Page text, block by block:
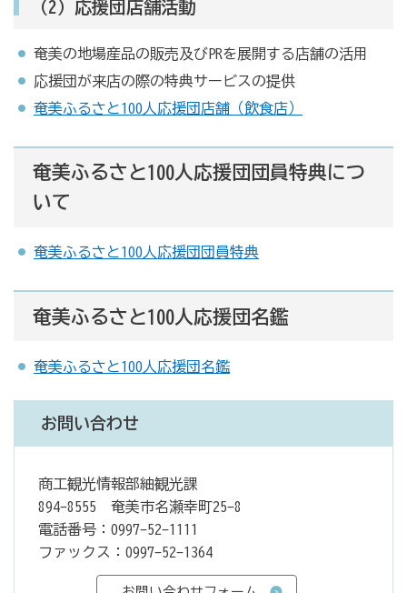
（2）応援団店舗活動
奄美の地場産品の販売及びPRを展開する店舗の活用
応援団が来店の際の特典サービスの提供
奄美ふるさと100人応援団店舗（飲食店）
奄美ふるさと100人応援団団員特典につ
いて
奄美ふるさと100人応援団団員特典
奄美ふるさと100人応援団名鑑
奄美ふるさと100人応援団名鑑
お問い合わせ
商工観光情報部紬観光課
894-8555 奄美市名瀬幸町25-8
電話番号：0997-52-1111
ファックス：0997-52-1364